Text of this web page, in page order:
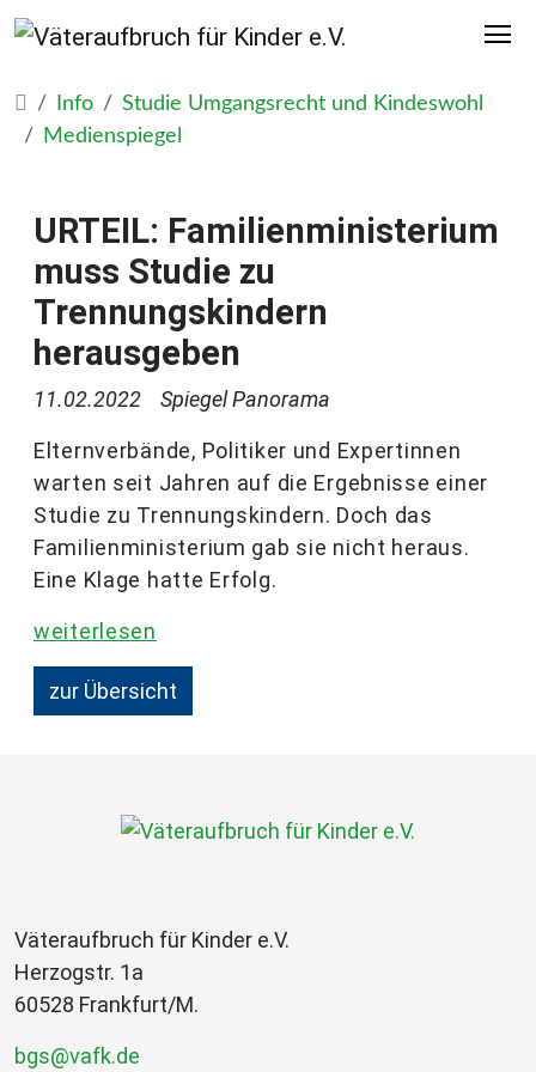
Info
Studie Umgangsrecht und Kindeswohl
Medienspiegel
URTEIL: Familienministerium
muss Studie zu
Trennungskindern
herausgeben
11.02.2022 Spiegel Panorama
Elternverbände, Politiker und Expertinnen
warten seit Jahren auf die Ergebnisse einer
Studie zu Trennungskindern. Doch das
Familienministerium gab sie nicht heraus.
Eine Klage hatte Erfolg.
weiterlesen
zur Übersicht
Väteraufbruch für Kinder e.V.
Herzogstr. 1a
60528 Frankfurt/M.
bgs@vafk.de